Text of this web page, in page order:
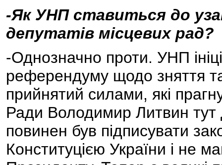
-Як УНП ставиться до
депутатів місцевих рад?
-Однозначно проти. УНП
референдуму щодо зняття
прийнятий силами, які
Ради Володимир Литвин тут
повинен був підписувати
Конституцією України і не